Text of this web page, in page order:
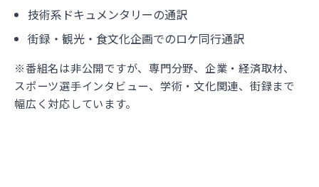
技術系ドキュメンタリーの通訳
街録・観光・食文化企画でのロケ同行通訳
※番組名は非公開ですが、専門分野、企業・経済取材、
スポーツ選手インタビュー、学術・文化関連、街録まで
幅広く対応しています。